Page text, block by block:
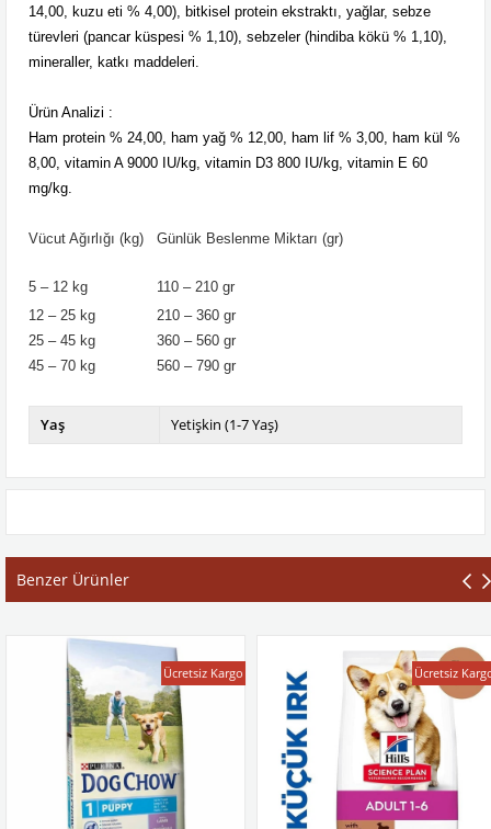
14,00, kuzu eti % 4,00), bitkisel protein ekstraktı, yağlar, sebze
türevleri (pancar küspesi % 1,10), sebzeler (hindiba kökü % 1,10),
mineraller, katkı maddeleri.
Ürün Analizi :
Ham protein % 24,00, ham yağ % 12,00, ham lif % 3,00, ham kül %
8,00, vitamin A 9000 IU/kg, vitamin D3 800 IU/kg, vitamin E 60
mg/kg.
Vücut Ağırlığı (kg) Günlük Beslenme Miktarı (gr)
5 – 12 kg
110 – 210 gr
12 – 25 kg
210 – 360 gr
25 – 45 kg
360 – 560 gr
45 – 70 kg
560 – 790 gr
Yaş Yetişkin (1-7 Yaş)
Benzer Ürünler
Ücretsiz Kargo Ücretsiz Kargo